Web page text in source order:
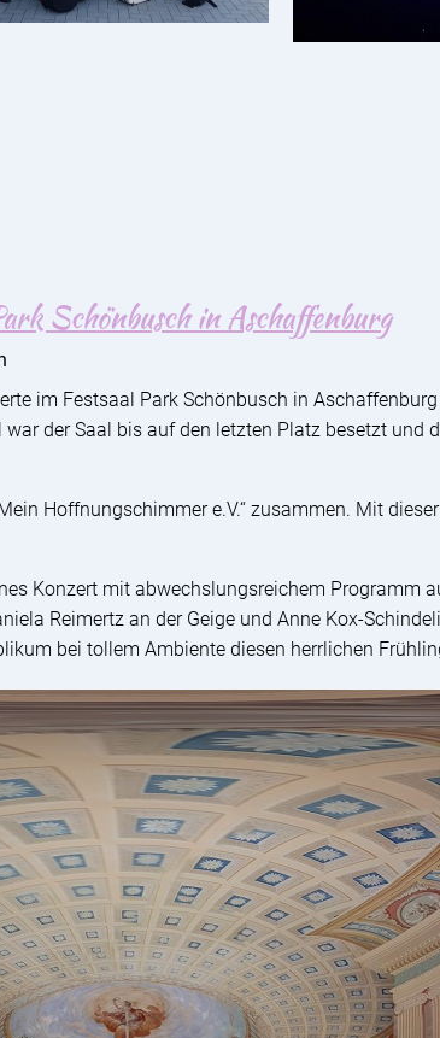
Schönbusch in Aschaffenburg
im Festsaal Park Schönbusch in
war der Saal bis auf den letzten Platz besetzt und
Hoffnungschimmer e.V.“ zusammen. Mit
Konzert mit abwechslungsreichem Programm
Reimertz an der Geige und Anne Kox-
bei tollem Ambiente diesen herrlichen